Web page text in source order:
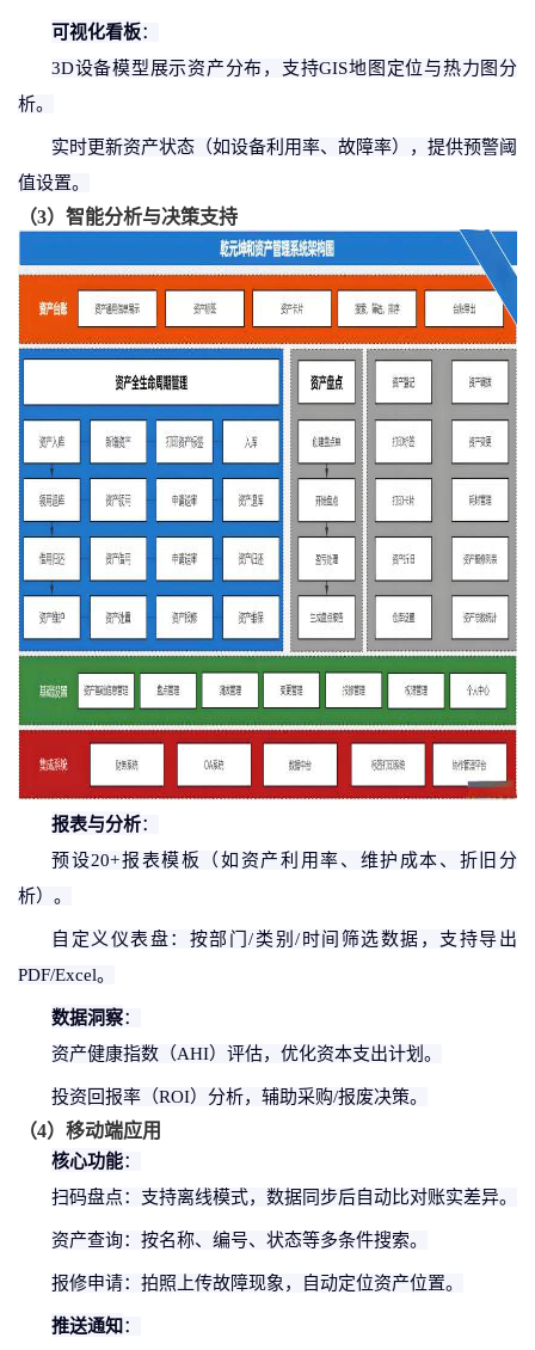
可视化看板：
3D设备模型展示资产分布，支持GIS地图定位与热力图分
析。
实时更新资产状态（如设备利用率、故障率），提供预警阈
值设置。
（3） 智能分析与决策支持
报表与分析：
预设20+报表模板（如资产利用率、维护成本、折旧分
析）。
自定义仪表盘：按部门/类别/时间筛选数据，支持导出
PDF/Excel。
数据洞察：
资产健康指数（AHI）评估，优化资本支出计划。
投资回报率（ROI）分析，辅助采购/报废决策。
（4） 移动端应用
核心功能：
扫码盘点：支持离线模式，数据同步后自动比对账实差异。
资产查询：按名称、编号、状态等多条件搜索。
报修申请：拍照上传故障现象，自动定位资产位置。
推送通知：